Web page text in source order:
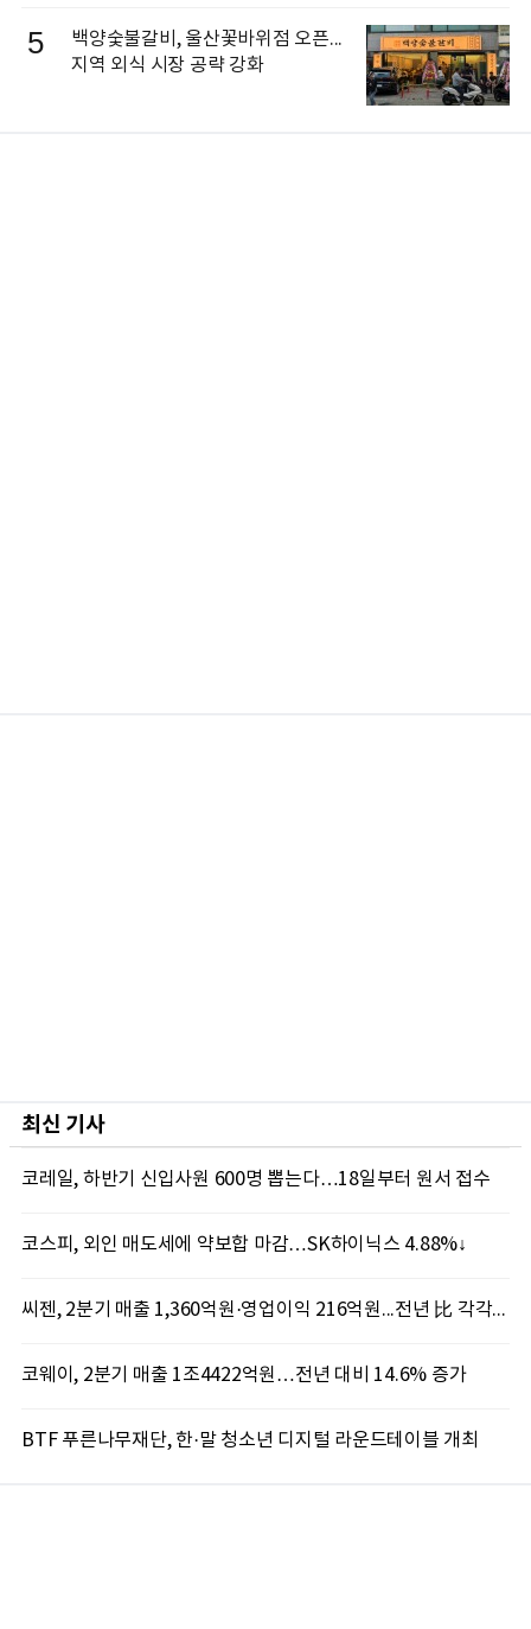
5
백양숯불갈비, 울산꽃바위점 오픈...
지역 외식 시장 공략 강화
최신 기사
코레일, 하반기 신입사원 600명 뽑는다…18일부터 원서 접수
코스피, 외인 매도세에 약보합 마감…SK하이닉스 4.88%↓
씨젠, 2분기 매출 1,360억원·영업이익 216억원...전년 比 각각 19.2%·586.4% 증가
코웨이, 2분기 매출 1조4422억원…전년 대비 14.6% 증가
BTF 푸른나무재단, 한·말 청소년 디지털 라운드테이블 개최